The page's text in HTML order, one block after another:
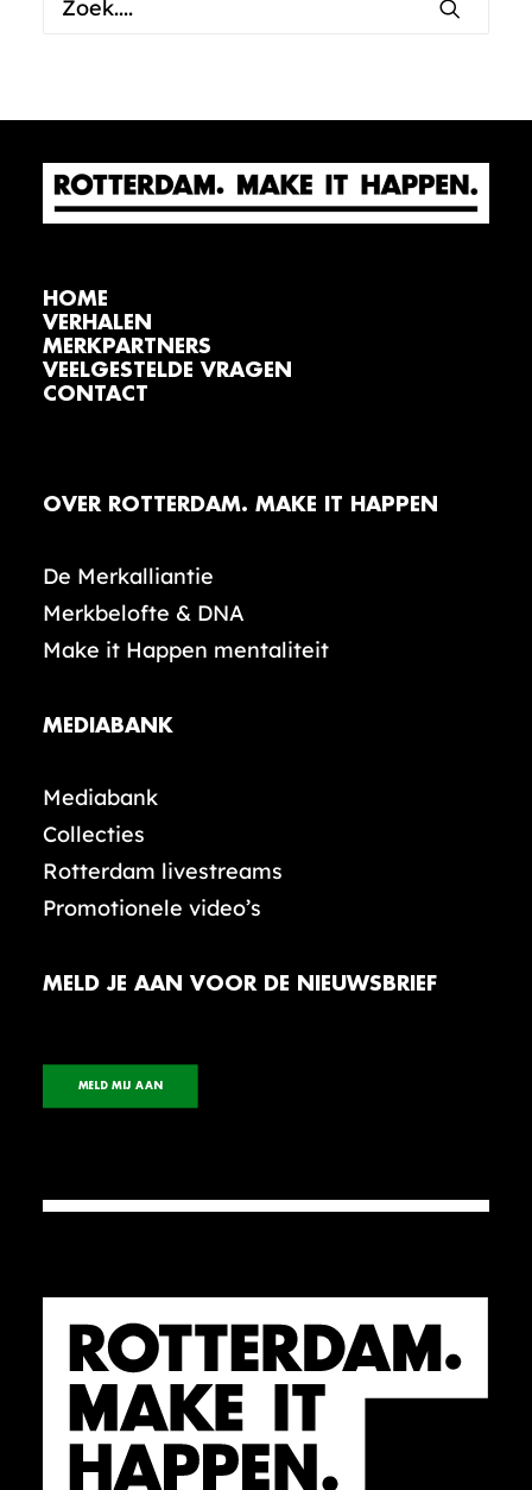
HOME
VERHALEN
MERKPARTNERS
VEELGESTELDE VRAGEN
CONTACT
OVER ROTTERDAM. MAKE IT HAPPEN
De Merkalliantie
Merkbelofte & DNA
Make it Happen mentaliteit
MEDIABANK
Mediabank
Collecties
Rotterdam livestreams
Promotionele video’s
MELD JE AAN VOOR DE NIEUWSBRIEF
MELD MIJ AAN